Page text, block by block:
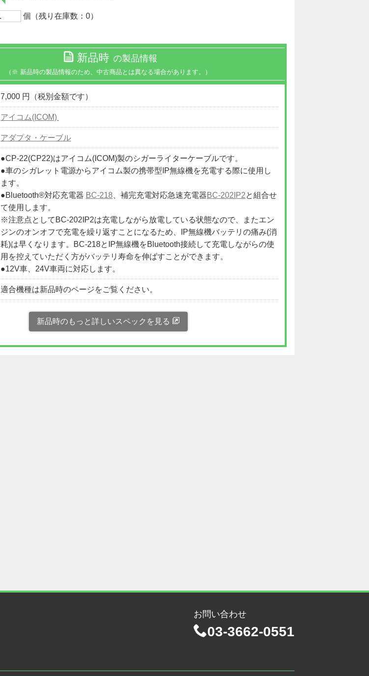
個（残り在庫数：0）
新品時 の製品情報
（※ 新品時の製品情報のため、中古商品とは異なる場合があります。）
7,000 円（税別金額です）
アイコム(ICOM)
アダプタ・ケーブル
●CP-22(CP22)はアイコム(ICOM)製のシガーライターケーブルです。
●車のシガレット電源からアイコム製の携帯型IP無線機を充電する際に使用し
ます。
●Bluetooth®対応充電器 BC-218 、補完充電対応急速充電器BC-202IP2と組合せ
て使用します。
※注意点としてBC-202IP2は充電しながら放電している状態なので、またエン
ジンのオンオフで充電を繰り返すことになるため、IP無線機バッテリの痛み(消
耗)は早くなります。BC-218とIP無線機をBluetooth接続して充電しながらの使
用を控えていただく方がバッテリ寿命を伸ばすことができます。
●12V車、24V車両に対応します。
適合機種は新品時のページをご覧ください。
新品時のもっと詳しいスペックを見る
お問い合わせ
03-3662-0551